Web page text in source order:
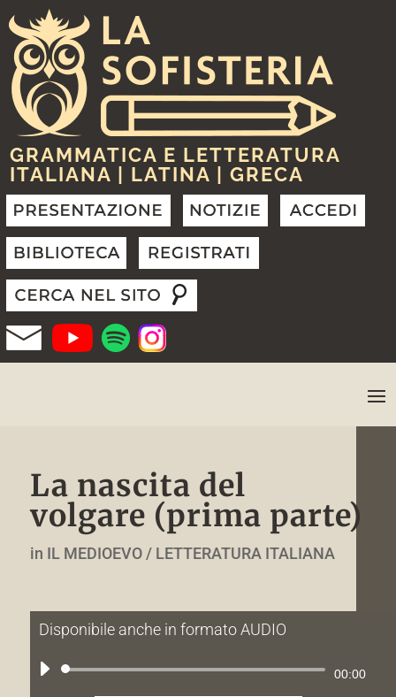
GRAMMATICA E LETTERATURA
ITALIANA | LATINA | GRECA
La nascita del
volgare (prima parte)
in IL MEDIOEVO / LETTERATURA ITALIANA
Disponibile anche in formato AUDIO
Audio
00:00